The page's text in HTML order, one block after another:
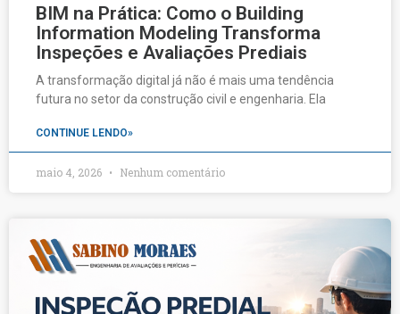
BIM na Prática: Como o Building
Information Modeling Transforma
Inspeções e Avaliações Prediais
A transformação digital já não é mais uma tendência
futura no setor da construção civil e engenharia. Ela
CONTINUE LENDO»
maio 4, 2026 Nenhum comentário